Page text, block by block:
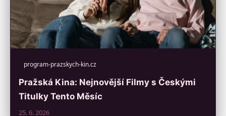
program-prazskych-kin.cz
Pražská Kina: Nejnovější Filmy s Českými
Titulky Tento Měsíc
25. 6. 2026